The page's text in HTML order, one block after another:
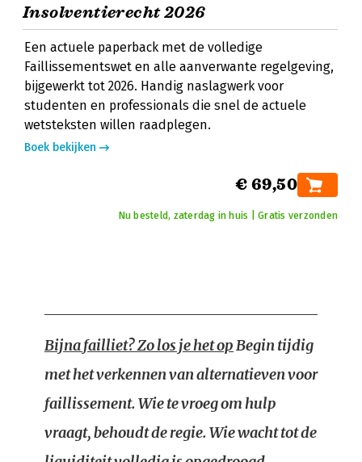
Insolventierecht 2026
Een actuele paperback met de volledige
Faillissementswet en alle aanverwante regelgeving,
bijgewerkt tot 2026. Handig naslagwerk voor
studenten en professionals die snel de actuele
wetsteksten willen raadplegen.
Boek bekijken
€ 69,50
Nu besteld, zaterdag in huis | Gratis verzonden
Bijna failliet? Zo los je het opBegin tijdig
met het verkennen van alternatieven voor
faillissement. Wie te vroeg om hulp
vraagt, behoudt de regie. Wie wacht tot de